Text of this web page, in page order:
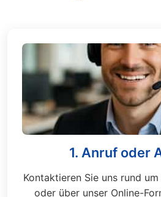
1. Anruf oder
Kontaktieren Sie uns rund
oder über unser Online-